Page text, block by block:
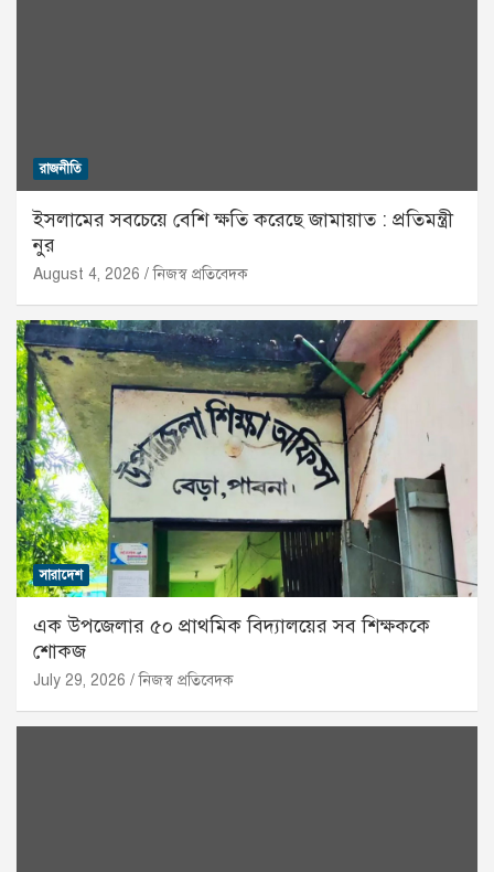
রাজনীতি
ইসলামের সবচেয়ে বেশি ক্ষতি করেছে জামায়াত : প্রতিমন্ত্রী
নুর
August 4, 2026 নিজস্ব প্রতিবেদক
সারাদেশ
এক উপজেলার ৫০ প্রাথমিক বিদ্যালয়ের সব শিক্ষককে
শোকজ
July 29, 2026 নিজস্ব প্রতিবেদক